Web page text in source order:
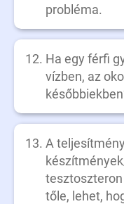
probléma.
Ha egy férfi
vízben, az
A
tőle, lehet,